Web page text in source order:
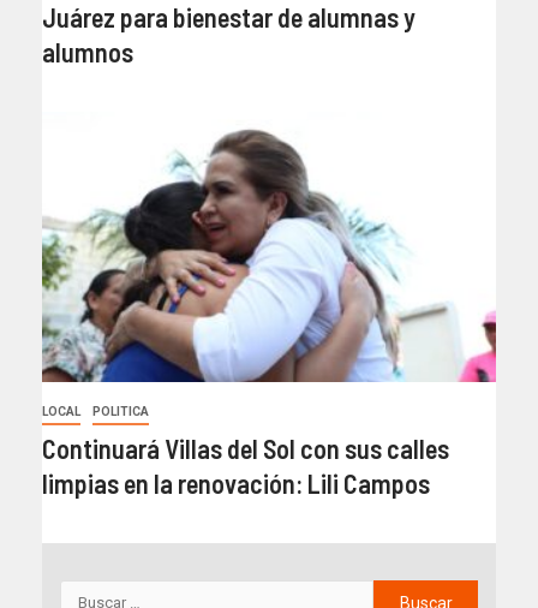
Juárez para bienestar de alumnas y
alumnos
LOCAL POLITICA
Continuará Villas del Sol con sus calles
limpias en la renovación: Lili Campos